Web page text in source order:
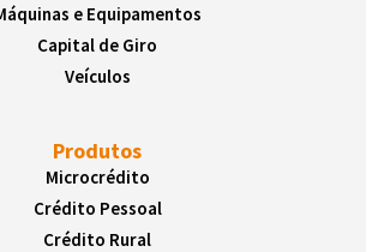
e Equipamentos
Capital de Giro
Veículos
Produtos
Microcrédito
Crédito Pessoal
Crédito Rural